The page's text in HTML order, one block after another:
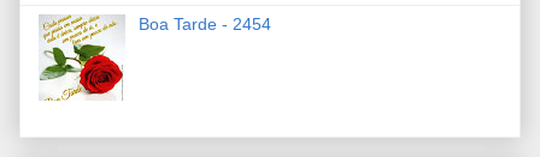
Boa Tarde - 2454